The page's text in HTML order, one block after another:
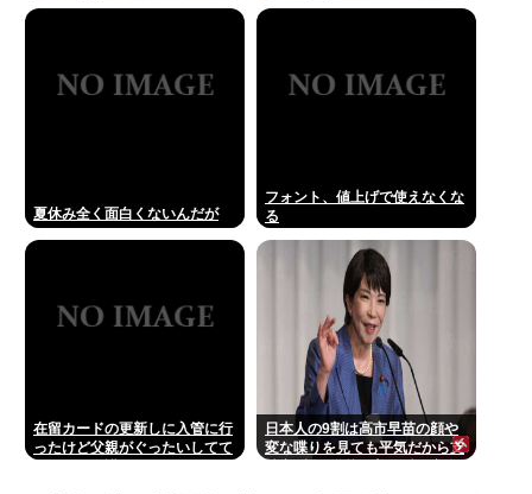
夏休み全く面白くないんだが
フォント、値上げで使えなくな
る
在留カードの更新しに入管に行
ったけど父親がぐったいしてて
日本人の9割は高市早苗の顔や
変な喋りを見ても平気だから支